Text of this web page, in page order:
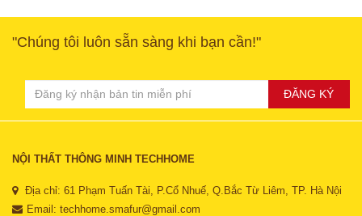
"Chúng tôi luôn sẵn sàng khi bạn cần!"
ĐĂNG KÝ
NỘI THẤT THÔNG MINH TECHHOME
Địa chỉ: 61 Phạm Tuấn Tài, P.Cổ Nhuế, Q.Bắc Từ Liêm, TP. Hà Nội
Email: techhome.smafur@gmail.com